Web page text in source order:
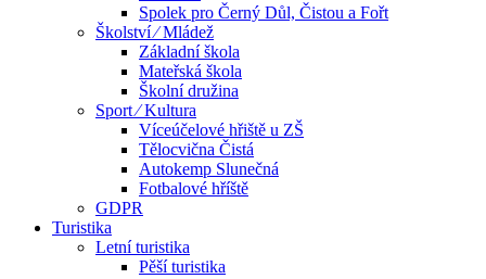
Spolek pro Černý Důl, Čistou a Fořt
Školství ⁄ Mládež
Základní škola
Mateřská škola
Školní družina
Sport ⁄ Kultura
Víceúčelové hřiště u ZŠ
Tělocvična Čistá
Autokemp Slunečná
Fotbalové hříště
GDPR
Turistika
Letní turistika
Pěší turistika